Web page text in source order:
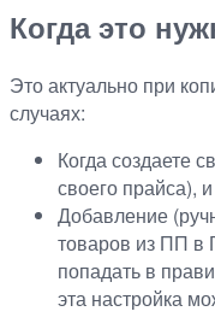
Когда это
Это актуально при
случаях:
Когда создаете
своего прайса),
Добавление
товаров из ПП в
попадать в
эта настройка